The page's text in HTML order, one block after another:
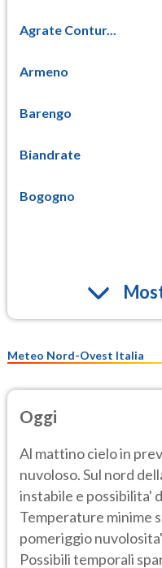
Agrate Contur...
Armeno
Barengo
Biandrate
Bogogno
Meteo Nord-Ovest Italia
Oggi
Al mattino cielo in
nuvoloso. Sul nord
instabile e possibilita'
Temperature minime
pomeriggio
Possibili temporali